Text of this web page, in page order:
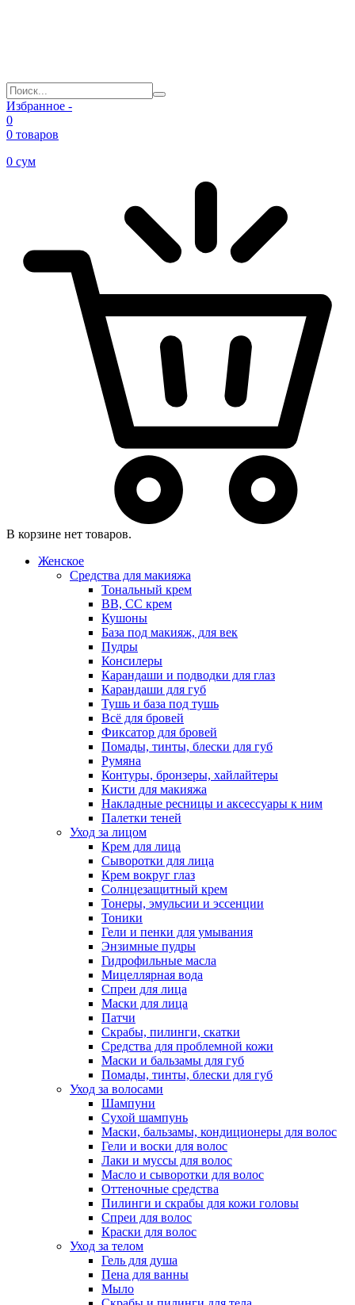
Избранное -
0
0 товаров
0 сум
В корзине нет товаров.
Женское
Средства для макияжа
Тональный крем
BB, CC крем
Кушоны
База под макияж, для век
Пудры
Консилеры
Карандаши и подводки для глаз
Карандаши для губ
Тушь и база под тушь
Всё для бровей
Фиксатор для бровей
Помады, тинты, блески для губ
Румяна
Контуры, бронзеры, хайлайтеры
Кисти для макияжа
Накладные ресницы и аксессуары к ним
Палетки теней
Уход за лицом
Крем для лица
Сыворотки для лица
Крем вокруг глаз
Солнцезащитный крем
Тонеры, эмульсии и эссенции
Тоники
Гели и пенки для умывания
Энзимные пудры
Гидрофильные масла
Мицеллярная вода
Спреи для лица
Маски для лица
Патчи
Скрабы, пилинги, скатки
Средства для проблемной кожи
Маски и бальзамы для губ
Помады, тинты, блески для губ
Уход за волосами
Шампуни
Сухой шампунь
Маски, бальзамы, кондиционеры для волос
Гели и воски для волос
Лаки и муссы для волос
Масло и сыворотки для волос
Оттеночные средства
Пилинги и скрабы для кожи головы
Спреи для волос
Краски для волос
Уход за телом
Гель для душа
Пена для ванны
Мыло